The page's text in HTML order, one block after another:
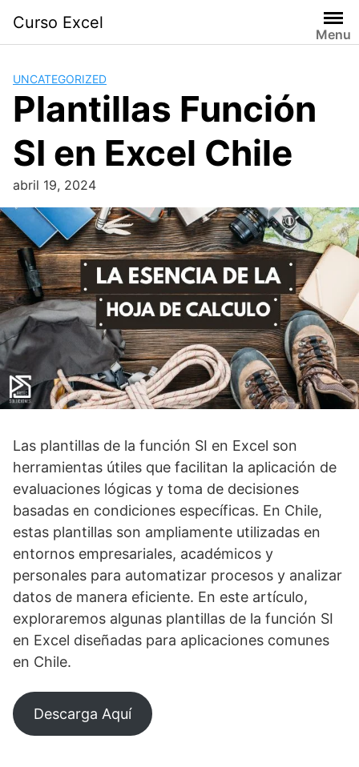
content
Curso Excel
Menu
UNCATEGORIZED
Plantillas Función
SI en Excel Chile
abril 19, 2024
Las plantillas de la función SI en Excel son
herramientas útiles que facilitan la aplicación de
evaluaciones lógicas y toma de decisiones
basadas en condiciones específicas. En Chile,
estas plantillas son ampliamente utilizadas en
entornos empresariales, académicos y
personales para automatizar procesos y analizar
datos de manera eficiente. En este artículo,
exploraremos algunas plantillas de la función SI
en Excel diseñadas para aplicaciones comunes
en Chile.
Descarga Aquí